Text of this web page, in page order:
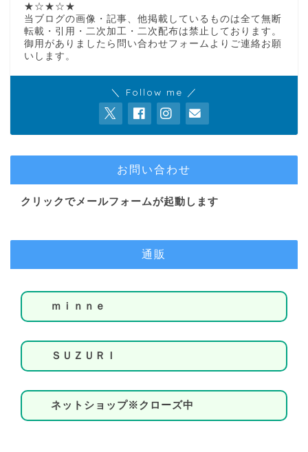
★☆★☆★
当ブログの画像・記事、他掲載しているものは全て無断
転載・引用・二次加工・二次配布は禁止しております。
御用がありましたら問い合わせフォームよりご連絡お願
いします。
＼ Follow me ／
お問い合わせ
クリックでメールフォームが起動します
通販
ｍｉｎｎｅ
ＳＵＺＵＲＩ
ネットショップ※クローズ中